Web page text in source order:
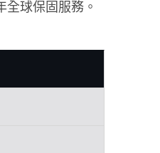
全球保固服務。